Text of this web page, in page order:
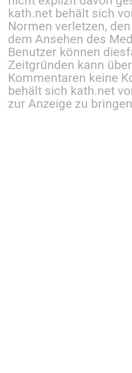
kath.net behält sich
Normen verletzen,
dem Ansehen des
Benutzer können
Zeitgründen kann
Kommentaren keine
behält sich kath.net
zur Anzeige zu